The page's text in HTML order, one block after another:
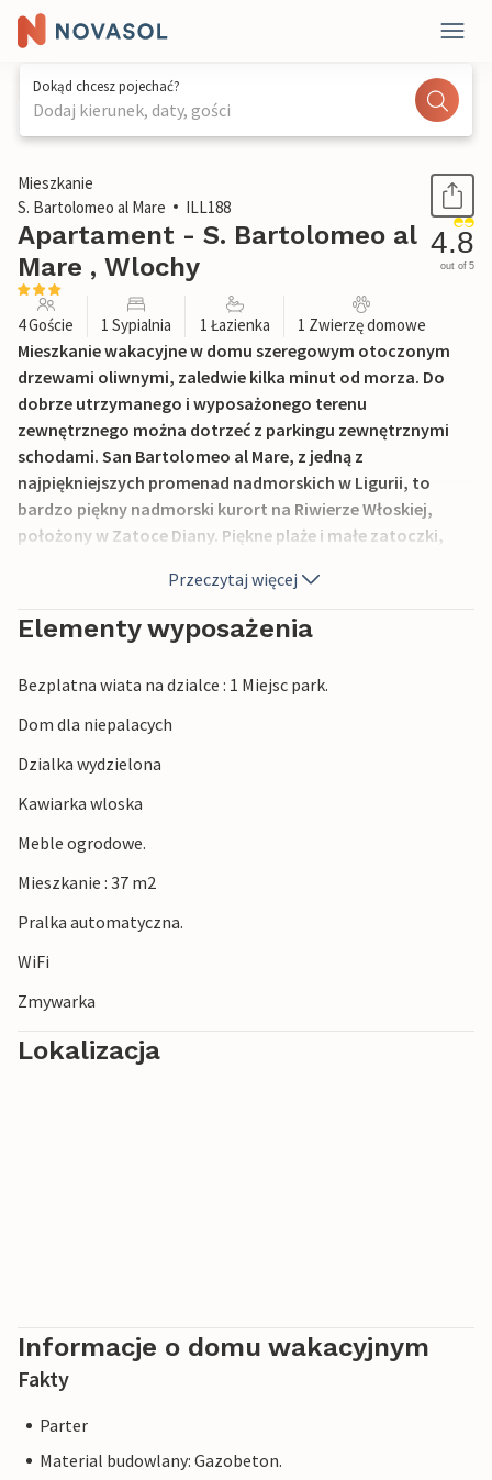
Dokąd chcesz pojechać?
Dodaj kierunek, daty, gości
1 / 19
Mieszkanie
S. Bartolomeo al Mare
ILL188
Apartament - S. Bartolomeo al
Mare , Wlochy
4.8
out of 5
4 Goście 1 Sypialnia 1 Łazienka 1 Zwierzę domowe
Mieszkanie wakacyjne w domu szeregowym otoczonym
drzewami oliwnymi, zaledwie kilka minut od morza. Do
dobrze utrzymanego i wyposażonego terenu
zewnętrznego można dotrzeć z parkingu zewnętrznymi
schodami. San Bartolomeo al Mare, z jedną z
najpiękniejszych promenad nadmorskich w Ligurii, to
bardzo piękny nadmorski kurort na Riwierze Włoskiej,
położony w Zatoce Diany. Piękne plaże i małe zatoczki,
Możliwość uprawiania różnych sportów i wycieczek.
Przeczytaj więcej
Elementy wyposażenia
Bezplatna wiata na dzialce : 1 Miejsc park.
Dom dla niepalacych
Dzialka wydzielona
Kawiarka wloska
Meble ogrodowe.
Mieszkanie : 37 m2
Pralka automatyczna.
WiFi
Zmywarka
Lokalizacja
Informacje o domu wakacyjnym
Fakty
Parter
Material budowlany: Gazobeton.